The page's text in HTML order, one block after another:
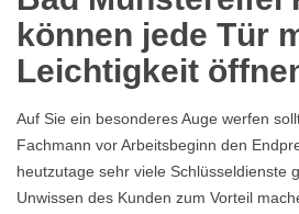
können jede Tür
Leichtigkeit
Auf Sie ein besonderes Auge werfen
Fachmann vor Arbeitsbeginn den
heutzutage sehr viele Schlüsseldienste
Unwissen des Kunden zum Vorteil